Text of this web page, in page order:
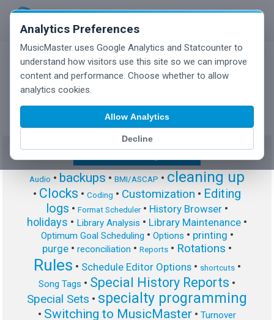
Analytics Preferences
MusicMaster uses Google Analytics and Statcounter to
understand how visitors use this site so we can improve
content and performance. Choose whether to allow
analytics cookies.
Allow Analytics
Decline
MusicMaster Blog
Audio • backups • BMI/ASCAP • cleaning up
• Clocks • Coding • Customization • Editing
logs • Format Scheduler• History Browser •
holidays • Library Analysis • Library Maintenance •
Optimum Goal Scheduling • Options • printing •
purge • reconciliation • Reports • Rotations •
Rules • Schedule Editor Options• shortcuts•
Song Tags • Special History Reports •
Special Sets • specialty programming
• Switching to MusicMaster • Turnover